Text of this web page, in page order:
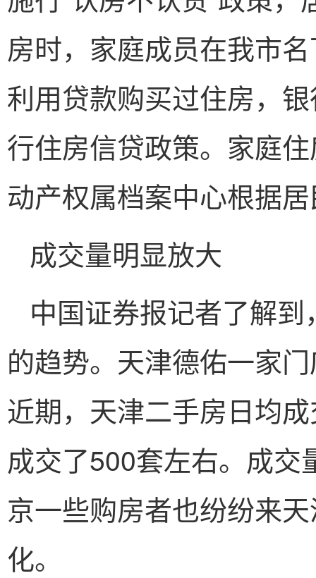
房时，家庭成员在我市
利用贷款购买过住房，
行住房信贷政策。家庭
动产权属档案中心根据
成交量明显放大
中国证券报记者了解
的趋势。天津德佑一家
近期，天津二手房日均
成交了500套左右。成
京一些购房者也纷纷来
化。